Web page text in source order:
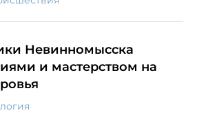
Невинномысска
и мастерством на